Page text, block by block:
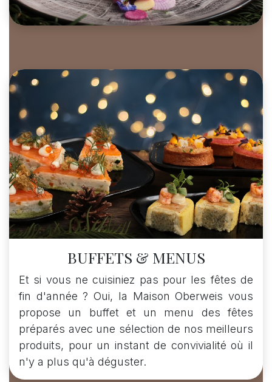
BUFFETS & MENUS
Et si vous ne cuisiniez pas pour les fêtes de
fin d'année ? Oui, la Maison Oberweis vous
propose un buffet et un menu des fêtes
préparés avec une sélection de nos meilleurs
produits, pour un instant de convivialité où il
n'y a plus qu'à déguster.